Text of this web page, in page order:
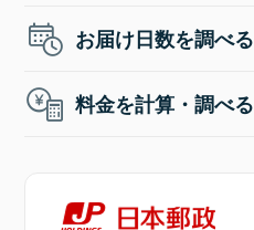
お届け日数を調べる
料金を計算・調べる